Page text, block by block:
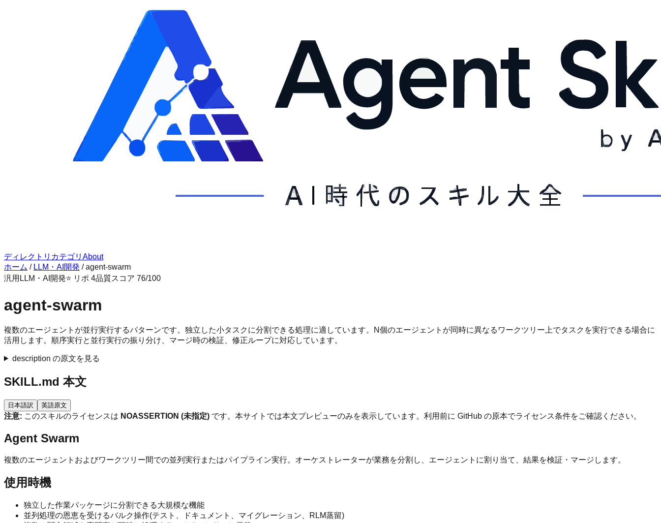
ディレクトリ カテゴリ About
ホーム / LLM・AI開発 /agent-swarm
汎用 LLM・AI開発⭐ リポ 4品質スコア 76/100
agent-swarm
複数のエージェントが並行実行するパターンです。独立した小タスクに分割できる処理に適しています。N個のエージェントが同時に異なるワークツリー上でタスクを実行できる場合に
活用します。順序実行と並行実行の振り分け、マージ時の検証、修正ループに対応しています。
description の原文を見る
SKILL.md 本文
日本語訳 英語原文
注意: このスキルのライセンスは NOASSERTION (未指定) です。本サイトでは本文プレビューのみを表示しています。利用前に GitHub の原本でライセンス条件をご確認ください。
Agent Swarm
複数のエージェントおよびワークツリー間での並列実行またはパイプライン実行。オーケストレーターが業務を分割し、エージェントに割り当て、結果を検証・マージします。
使用時機
独立した作業パッケージに分割できる大規模な機能
並列処理の恩恵を受けるバルク操作(テスト、ドキュメント、マイグレーション、RLM蒸留)